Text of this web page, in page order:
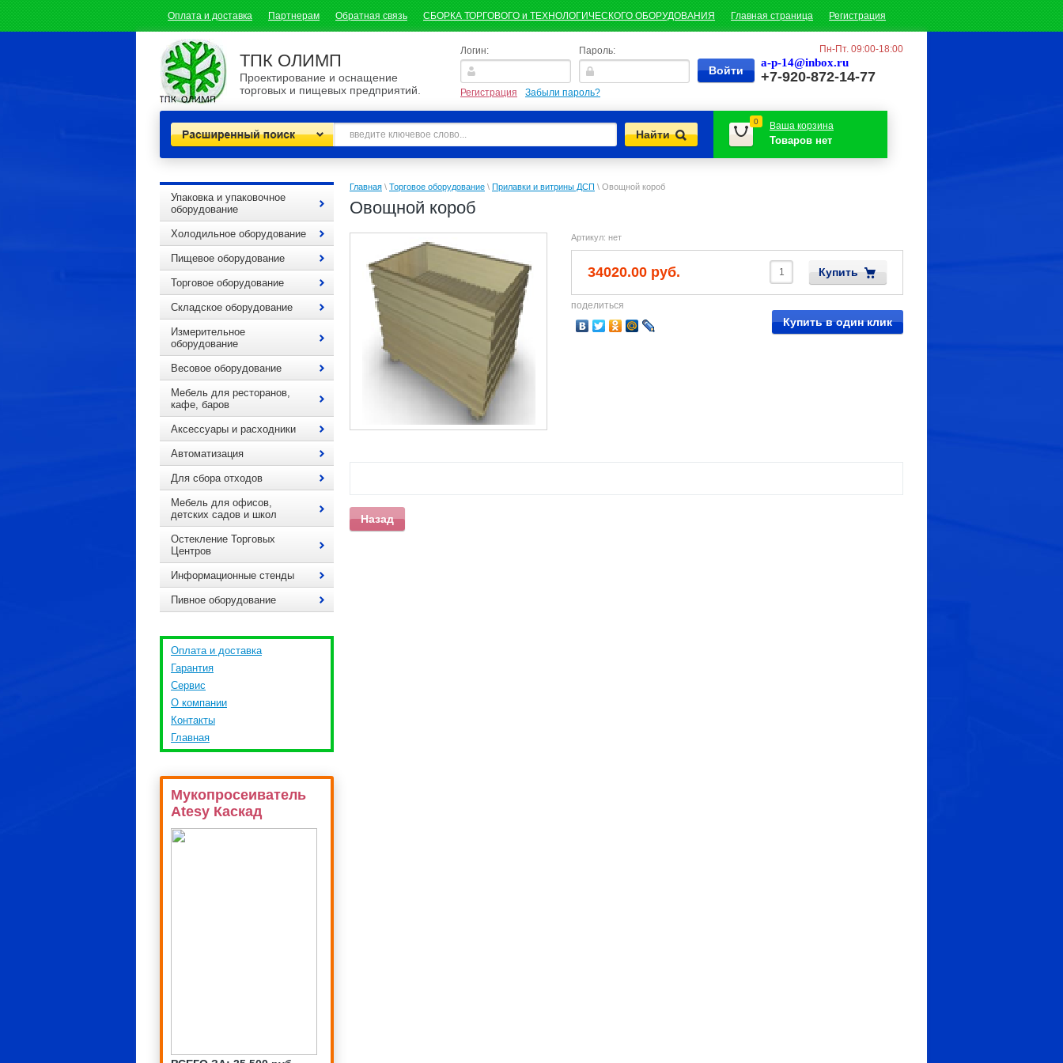
Оплата и доставка Партнерам Обратная связь СБОРКА ТОРГОВОГО и ТЕХНОЛОГИЧЕСКОГО ОБОРУДОВАНИЯ Главная страница Регистрация
ТПК ОЛИМП
Проектирование и оснащение
торговых и пищевых предприятий.
Логин: Пароль:
Регистрация Забыли пароль?
Пн-Пт. 09:00-18:00
a-p-14@inbox.ru
+7-920-872-14-77
Расширенный поиск
0 Ваша корзина
Товаров нет
Упаковка и упаковочное
оборудование
Холодильное оборудование
Пищевое оборудование
Торговое оборудование
Складское оборудование
Измерительное
оборудование
Весовое оборудование
Мебель для ресторанов,
кафе, баров
Аксессуары и расходники
Автоматизация
Для сбора отходов
Мебель для офисов,
детских садов и школ
Остекление Торговых
Центров
Информационные стенды
Пивное оборудование
Оплата и доставка
Гарантия
Сервис
О компании
Контакты
Главная
Мукопросеиватель
Atesy Каскад
Главная \ Торговое оборудование \ Прилавки и витрины ДСП \ Овощной короб
Овощной короб
Артикул: нет
34020.00 руб. Купить
поделиться
Купить в один клик
Назад